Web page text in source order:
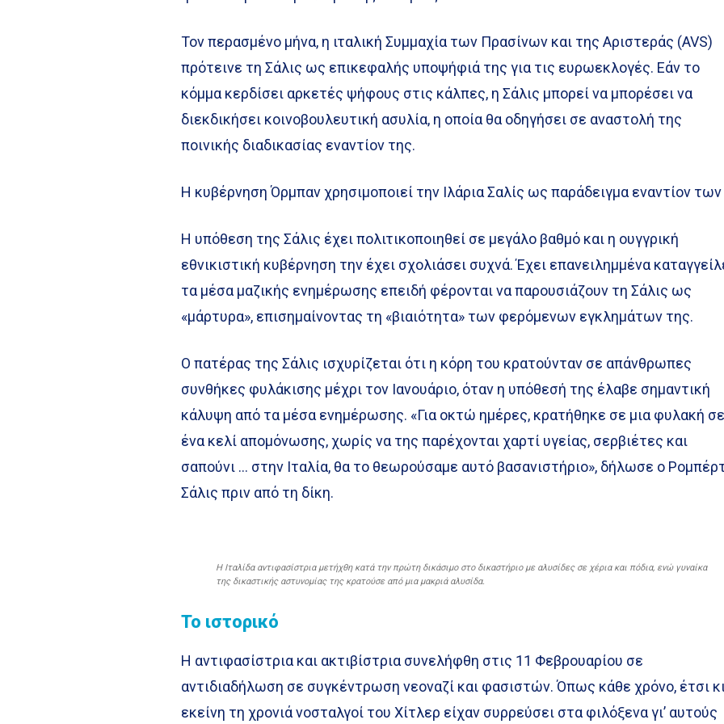
Τον περασμένο μήνα, η ιταλική Συμμαχία των Πρασίνων και της Αριστεράς (AVS)
πρότεινε τη Σάλις ως επικεφαλής υποψήφιά της για τις ευρωεκλογές. Εάν το
κόμμα κερδίσει αρκετές ψήφους στις κάλπες, η Σάλις μπορεί να μπορέσει να
διεκδικήσει κοινοβουλευτική ασυλία, η οποία θα οδηγήσει σε αναστολή της
ποινικής διαδικασίας εναντίον της.
Η κυβέρνηση Όρμπαν χρησιμοποιεί την Ιλάρια Σαλίς ως παράδειγμα εναντίον των
Η υπόθεση της Σάλις έχει πολιτικοποιηθεί σε μεγάλο βαθμό και η ουγγρική
εθνικιστική κυβέρνηση την έχει σχολιάσει συχνά. Έχει επανειλημμένα
τα μέσα μαζικής ενημέρωσης επειδή φέρονται να παρουσιάζουν τη Σάλις ως
«μάρτυρα», επισημαίνοντας τη «βιαιότητα» των φερόμενων εγκλημάτων της.
Ο πατέρας της Σάλις ισχυρίζεται ότι η κόρη του κρατούνταν σε απάνθρωπες
συνθήκες φυλάκισης μέχρι τον Ιανουάριο, όταν η υπόθεσή της έλαβε σημαντική
κάλυψη από τα μέσα ενημέρωσης. «Για οκτώ ημέρες, κρατήθηκε σε μια φυλακή
ένα κελί απομόνωσης, χωρίς να της παρέχονται χαρτί υγείας, σερβιέτες και
σαπούνι … στην Ιταλία, θα το θεωρούσαμε αυτό βασανιστήριο», δήλωσε ο
Σάλις πριν από τη δίκη.
Η Ιταλίδα αντιφασίστρια μετήχθη κατά την πρώτη δικάσιμο στο δικαστήριο με αλυσίδες σε χέρια και πόδια, ενώ γυναίκα
της δικαστικής αστυνομίας της κρατούσε από μια μακριά αλυσίδα.
Το ιστορικό
Η αντιφασίστρια και ακτιβίστρια συνελήφθη στις 11 Φεβρουαρίου σε
αντιδιαδήλωση σε συγκέντρωση νεοναζί και φασιστών. Όπως κάθε χρόνο, έτσι
εκείνη τη χρονιά νοσταλγοί του Χίτλερ είχαν συρρεύσει στα φιλόξενα γι’ αυτούς